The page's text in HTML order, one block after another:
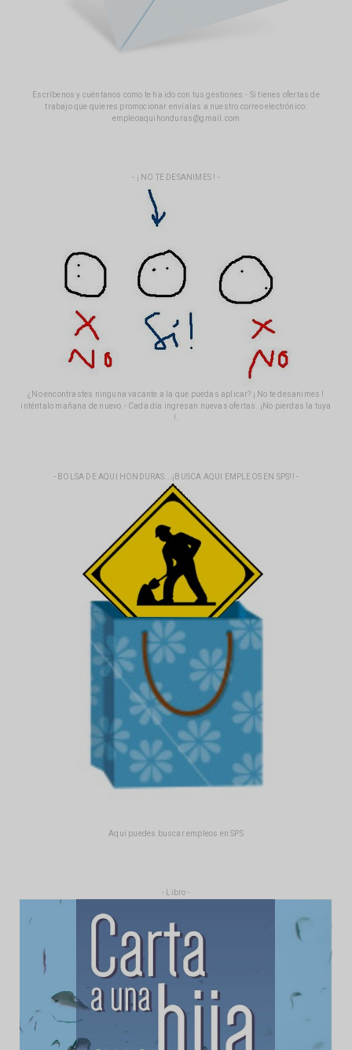
Escríbenos y cuéntanos como te ha ido con tus gestiones.- Si tienes ofertas de
trabajo que quieres promocionar envíalas a nuestro correo electrónico:
empleoaquihonduras@gmail.com
- ¡ NO TE DESANIMES ! -
¿No encontrastes ninguna vacante a la que puedas aplicar? ¡ No te desanimes !
inténtalo mañana de nuevo.- Cada día ingresan nuevas ofertas. ¡No pierdas la tuya
!.
- BOLSA DE AQUI HONDURAS...¡BUSCA AQUI EMPLEOS EN SPS!! -
Aquí puedes buscar empleos en SPS
- Libro -